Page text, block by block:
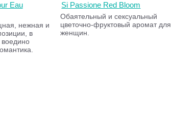
Eau
нежная и
в
воедино
Si Passione Red Bloom
Обаятельный и сексуальный
цветочно-фруктовый аромат для
женщин.